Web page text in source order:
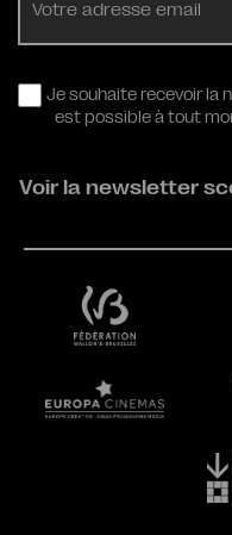
Je souhaite recevoir la
est possible à tout
Voir la newsletter